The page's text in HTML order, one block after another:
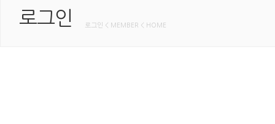
로그인 로그인 < MEMBER < HOME